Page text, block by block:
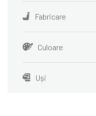
Fabricare
Culoare
Uși